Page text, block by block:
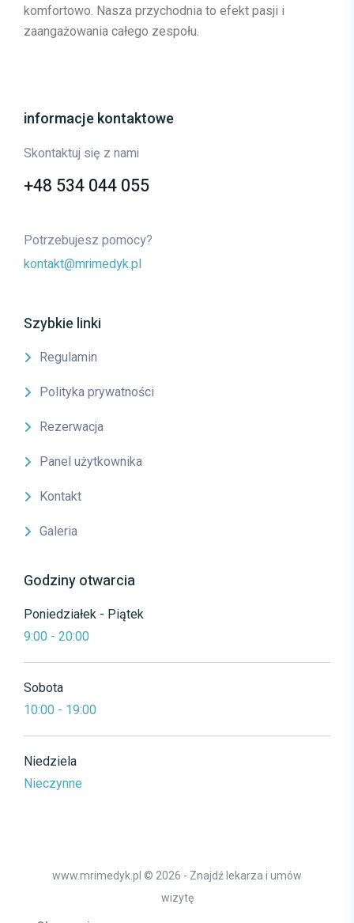
komfortowo. Nasza przychodnia to efekt pasji i
zaangażowania całego zespołu.
informacje kontaktowe
Skontaktuj się z nami
+48 534 044 055
Potrzebujesz pomocy?
kontakt@mrimedyk.pl
Szybkie linki
Regulamin
Polityka prywatności
Rezerwacja
Panel użytkownika
Kontakt
Galeria
Godziny otwarcia
Poniedziałek - Piątek
9:00 - 20:00
Sobota
10:00 - 19:00
Niedziela
Nieczynne
www.mrimedyk.pl © 2026 - Znajdź lekarza i umów
wizytę